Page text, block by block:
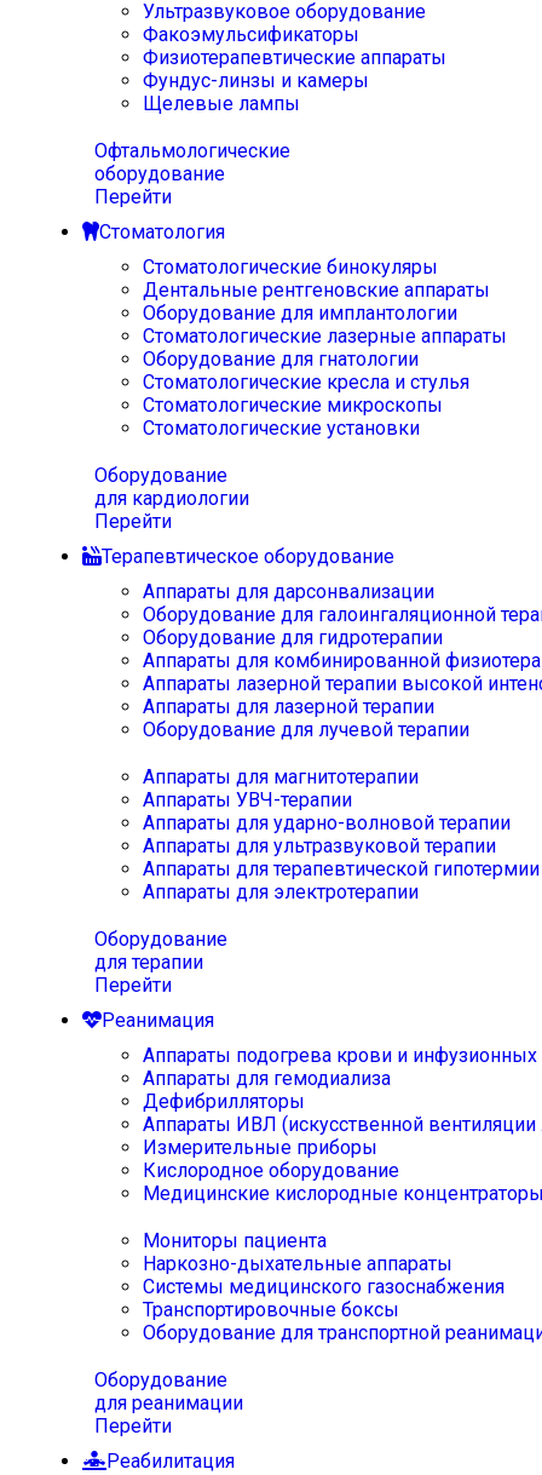
Ультразвуковое оборудование
Факоэмульсификаторы
Физиотерапевтические аппараты
Фундус-линзы и камеры
Щелевые лампы
Офтальмологические
оборудование
Перейти
Стоматология
Стоматологические бинокуляры
Дентальные рентгеновские аппараты
Оборудование для имплантологии
Стоматологические лазерные аппараты
Оборудование для гнатологии
Стоматологические кресла и стулья
Стоматологические микроскопы
Стоматологические установки
Оборудование
для кардиологии
Перейти
Терапевтическое оборудование
Аппараты для дарсонвализации
Оборудование для галоингаляционной
Оборудование для гидротерапии
Аппараты для комбинированной
Аппараты лазерной терапии высокой
Аппараты для лазерной терапии
Оборудование для лучевой терапии
Аппараты для магнитотерапии
Аппараты УВЧ-терапии
Аппараты для ударно-волновой терапии
Аппараты для ультразвуковой терапии
Аппараты для терапевтической
Аппараты для электротерапии
Оборудование
для терапии
Перейти
Реанимация
Аппараты подогрева крови и инфузионных
Аппараты для гемодиализа
Дефибрилляторы
Аппараты ИВЛ (искусственной вентиляции
Измерительные приборы
Кислородное оборудование
Медицинские кислородные
Мониторы пациента
Наркозно-дыхательные аппараты
Системы медицинского газоснабжения
Транспортировочные боксы
Оборудование для транспортной
Оборудование
для реанимации
Перейти
Реабилитация